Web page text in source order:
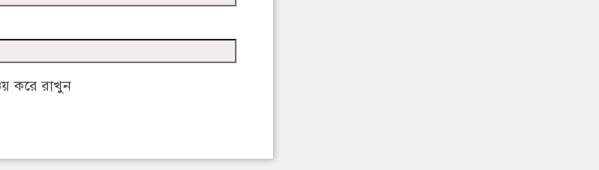
করে রাখুন